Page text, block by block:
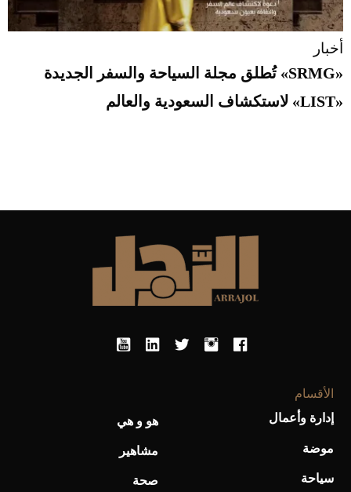
أخبار
«SRMG» تُطلق مجلة السياحة والسفر الجديدة
«LIST» لاستكشاف السعودية والعالم
الأقسام
إدارة وأعمال
موضة
سياحة
هو و هي
مشاهير
صحة